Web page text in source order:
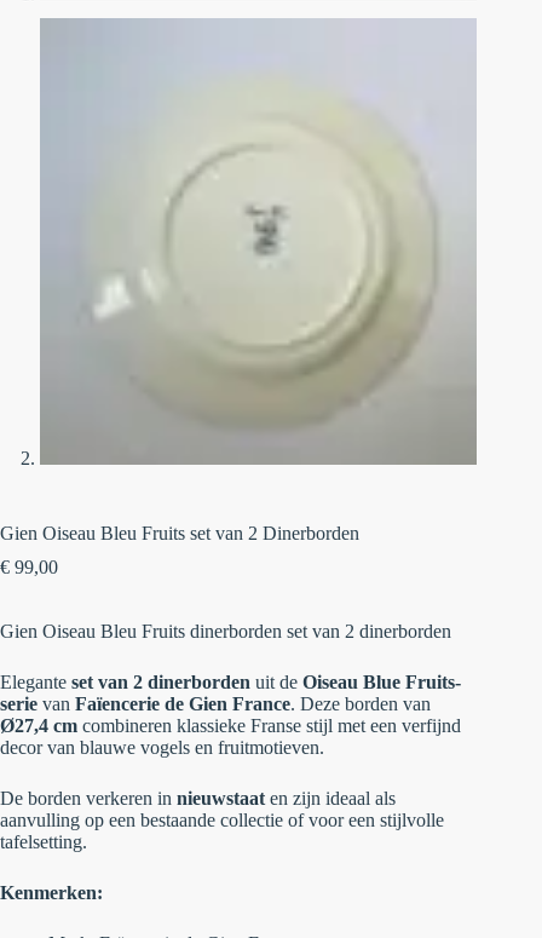
Gien Oiseau Bleu Fruits set van 2 Dinerborden
€ 99,00
Gien Oiseau Bleu Fruits dinerborden set van 2 dinerborden
Elegante set van 2 dinerborden uit de Oiseau Blue Fruits-
serie van Faïencerie de Gien France. Deze borden van
Ø27,4 cm combineren klassieke Franse stijl met een verfijnd
decor van blauwe vogels en fruitmotieven.
De borden verkeren in nieuwstaat en zijn ideaal als
aanvulling op een bestaande collectie of voor een stijlvolle
tafelsetting.
Kenmerken: